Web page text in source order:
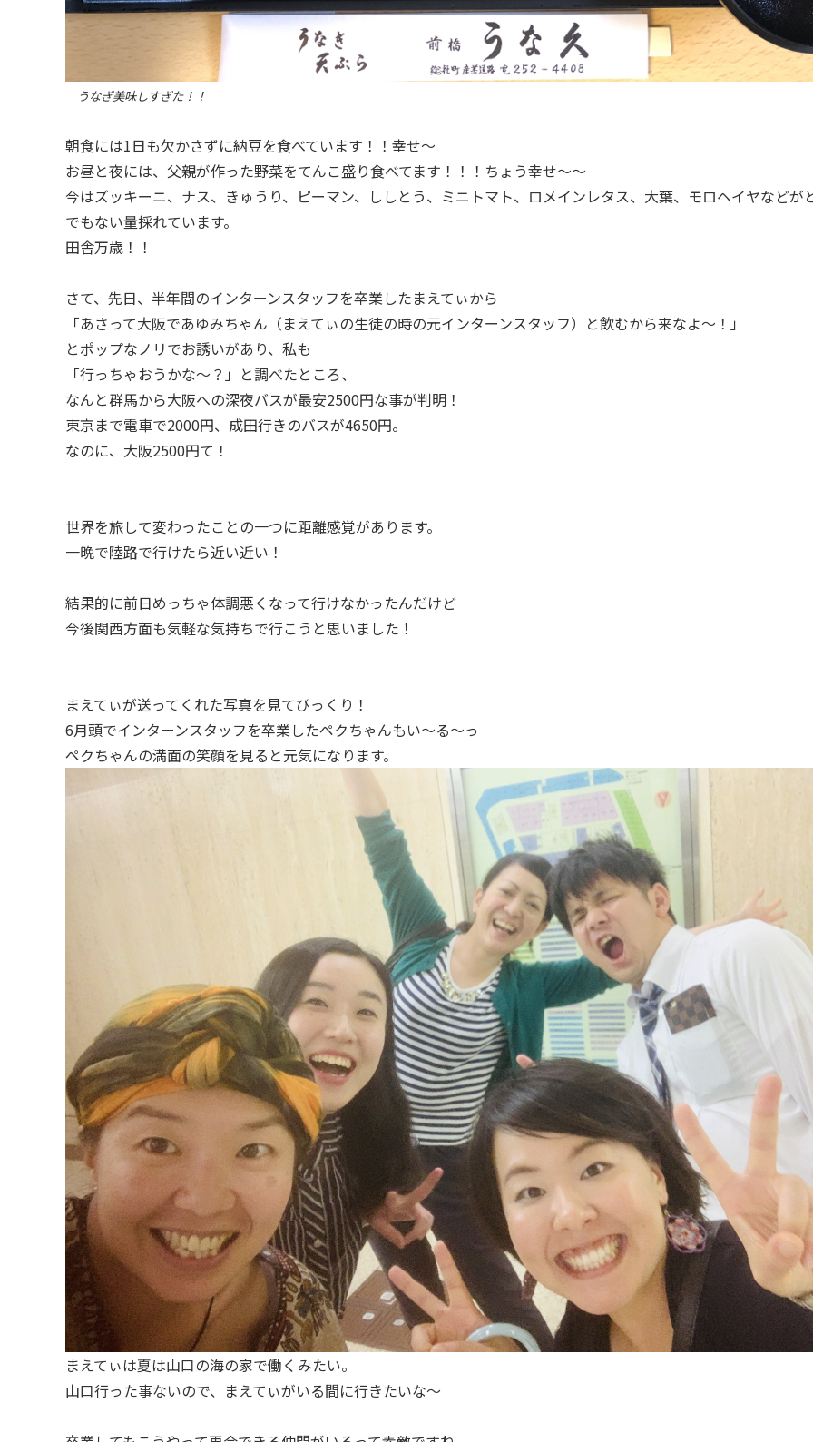
うなぎ美味しすぎた！！
朝食には1日も欠かさずに納豆を食べています！！幸せ〜
お昼と夜には、父親が作った野菜をてんこ盛り食べてます！！！ちょう幸せ〜〜
今はズッキーニ、ナス、きゅうり、ピーマン、ししとう、ミニトマト、ロメインレタス、大葉、モロヘイヤなどが
でもない量採れています。
田舎万歳！！
さて、先日、半年間のインターンスタッフを卒業したまえてぃから
「あさって大阪であゆみちゃん（まえてぃの生徒の時の元インターンスタッフ）と飲むから来なよ〜！」
とポップなノリでお誘いがあり、私も
「行っちゃおうかな〜？」と調べたところ、
なんと群馬から大阪への深夜バスが最安2500円な事が判明！
東京まで電車で2000円、成田行きのバスが4650円。
なのに、大阪2500円て！
世界を旅して変わったことの一つに距離感覚があります。
一晩で陸路で行けたら近い近い！
結果的に前日めっちゃ体調悪くなって行けなかったんだけど
今後関西方面も気軽な気持ちで行こうと思いました！
まえてぃが送ってくれた写真を見てびっくり！
6月頭でインターンスタッフを卒業したペクちゃんもい〜る〜っ
ペクちゃんの満面の笑顔を見ると元気になります。
まえてぃは夏は山口の海の家で働くみたい。
山口行った事ないので、まえてぃがいる間に行きたいな〜